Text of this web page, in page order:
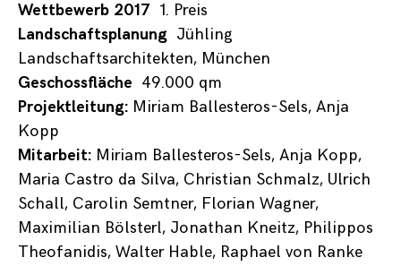
Wettbewerb 2017 1. Preis
Landschaftsplanung Jühling
Landschaftsarchitekten, München
Geschossfläche 49.000 qm
Projektleitung: Miriam Ballesteros-Sels, Anja
Kopp
Mitarbeit: Miriam Ballesteros-Sels, Anja Kopp,
Maria Castro da Silva, Christian Schmalz, Ulrich
Schall, Carolin Semtner, Florian Wagner,
Maximilian Bölsterl, Jonathan Kneitz, Philippos
Theofanidis, Walter Hable, Raphael von Ranke